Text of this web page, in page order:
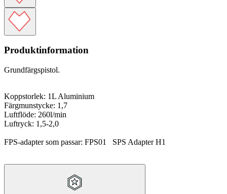
Produktinformation
Grundfärgspistol.
Koppstorlek: 1L Aluminium
Färgmunstycke: 1,7
Luftflöde: 260l/min
Luftryck: 1,5-2,0
FPS-adapter som passar: FPS01 SPS Adapter H1